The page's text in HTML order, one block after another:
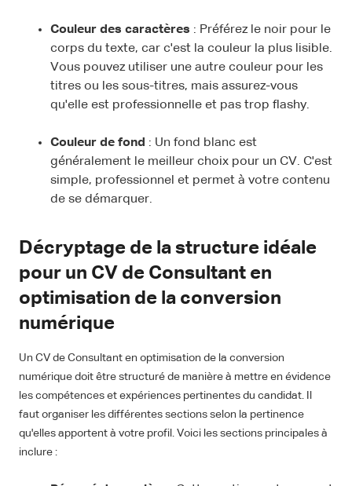
Couleur des caractères : Préférez le noir pour le
corps du texte, car c'est la couleur la plus lisible.
Vous pouvez utiliser une autre couleur pour les
titres ou les sous-titres, mais assurez-vous
qu'elle est professionnelle et pas trop flashy.
Couleur de fond : Un fond blanc est
généralement le meilleur choix pour un CV. C'est
simple, professionnel et permet à votre contenu
de se démarquer.
Décryptage de la structure idéale
pour un CV de Consultant en
optimisation de la conversion
numérique
Un CV de Consultant en optimisation de la conversion
numérique doit être structuré de manière à mettre en évidence
les compétences et expériences pertinentes du candidat. Il
faut organiser les différentes sections selon la pertinence
qu'elles apportent à votre profil. Voici les sections principales à
inclure :